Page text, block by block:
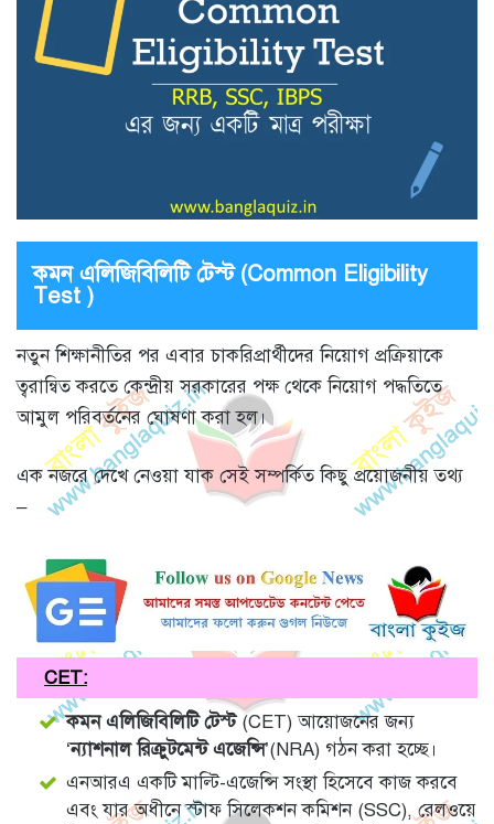
কমন এলিজিবিলিটি টেস্ট (Common Eligibility
Test )
নতুন শিক্ষানীতির পর এবার চাকরিপ্রার্থীদের নিয়োগ প্রক্রিয়াকে
ত্বরান্বিত করতে কেন্দ্রীয় সরকারের পক্ষ থেকে নিয়োগ পদ্ধতিতে
আমুল পরিবর্তনের ঘোষণা করা হল।
এক নজরে দেখে নেওয়া যাক সেই সম্পর্কিত কিছু প্রয়োজনীয় তথ্য
–
CET:
কমন এলিজিবিলিটি টেস্ট(CET) আয়োজনের জন্য
‘ন্যাশনাল রিক্রুটমেন্ট এজেন্সি’(NRA) গঠন করা হচ্ছে।
এনআরএ একটি মাল্টি-এজেন্সি সংস্থা হিসেবে কাজ করবে
এবং যার অধীনে স্টাফ সিলেকশন কমিশন (SSC), রেলওয়ে